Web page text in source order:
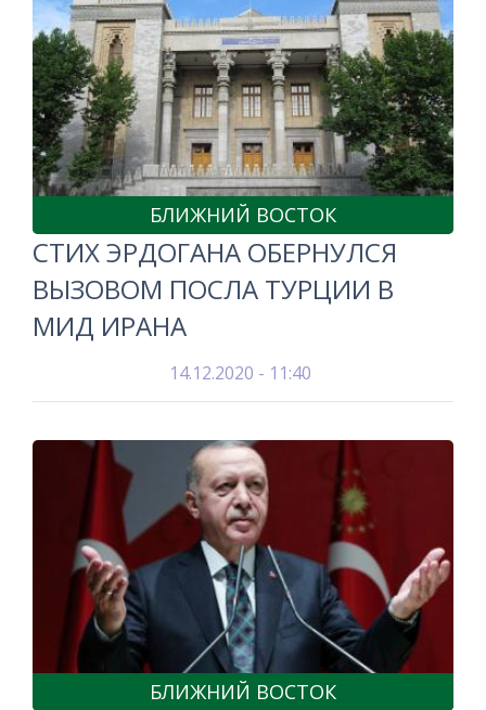
БЛИЖНИЙ ВОСТОК
СТИХ ЭРДОГАНА ОБЕРНУЛСЯ
ВЫЗОВОМ ПОСЛА ТУРЦИИ В
МИД ИРАНА
14.12.2020 - 11:40
БЛИЖНИЙ ВОСТОК